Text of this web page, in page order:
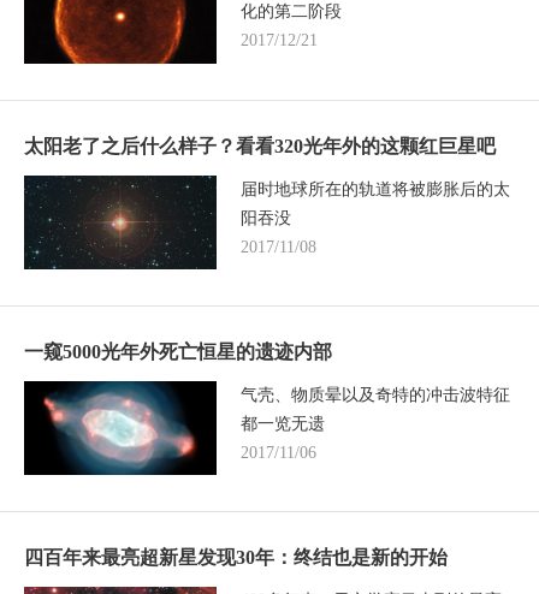
化的第二阶段
2017/12/21
太阳老了之后什么样子？看看320光年外的这颗红巨星吧
届时地球所在的轨道将被膨胀后的太
阳吞没
2017/11/08
一窥5000光年外死亡恒星的遗迹内部
气壳、物质晕以及奇特的冲击波特征
都一览无遗
2017/11/06
四百年来最亮超新星发现30年：终结也是新的开始